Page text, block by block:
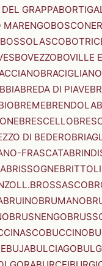
GRAPPA
MARENGO
BOSSOLASCO
BOVEZZOBOVILLE
BRACIGLIANO
BREDA DI PIAVE
BREMEBRENDOLA
BRESCELLO
DI BEDERO
FRASCATA
BRISSOGNEBRITTOLI
BROSSASCO
BRUINOBRUMANO
BRUSNENGO
BUCCINO
BUJABULCIAGO